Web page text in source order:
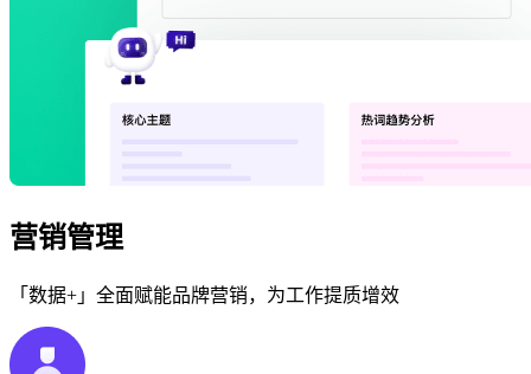
营销管理
「数据+」全面赋能品牌营销，为工作提质增效